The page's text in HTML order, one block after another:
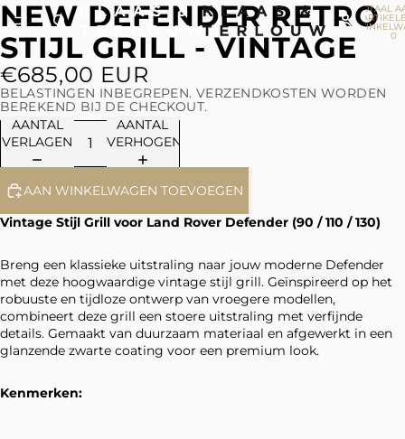
TOTAAL
0
NEW DEFENDER RETRO
STIJL GRILL - VINTAGE
€685,00 EUR
BELASTINGEN INBEGREPEN. VERZENDKOSTEN WORDEN
BEREKEND BIJ DE CHECKOUT.
AANTAL
VERLAGEN
AANTAL
VERHOGEN
AAN WINKELWAGEN TOEVOEGEN
Vintage Stijl Grill voor Land Rover Defender (90 / 110 / 130)
Breng een klassieke uitstraling naar jouw moderne Defender
met deze hoogwaardige vintage stijl grill. Geïnspireerd op het
robuuste en tijdloze ontwerp van vroegere modellen,
combineert deze grill een stoere uitstraling met verfijnde
details. Gemaakt van duurzaam materiaal en afgewerkt in een
glanzende zwarte coating voor een premium look.
Kenmerken: